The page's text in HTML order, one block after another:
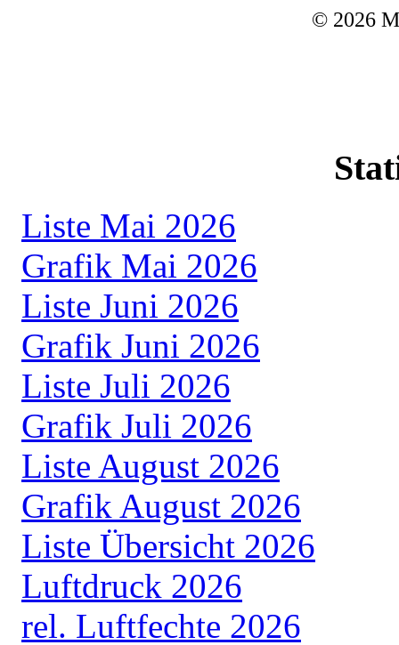
© 2026
Liste Mai 2026
Grafik Mai 2026
Liste Juni 2026
Grafik Juni 2026
Liste Juli 2026
Grafik Juli 2026
Liste August 2026
Grafik August 2026
Liste Übersicht 2026
Luftdruck 2026
rel. Luftfechte 2026